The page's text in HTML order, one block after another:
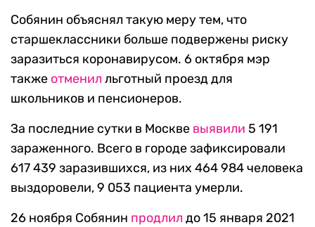
Собянин объяснял такую меру тем, что
старшеклассники больше подвержены риску
заразиться коронавирусом. 6 октября мэр
также отменил льготный проезд для
школьников и пенсионеров.
За последние сутки в Москве выявили 5 191
зараженного. Всего в городе зафиксировали
617 439 заразившихся, из них 464 984 человека
выздоровели, 9 053 пациента умерли.
26 ноября Собянин продлил до 15 января 2021